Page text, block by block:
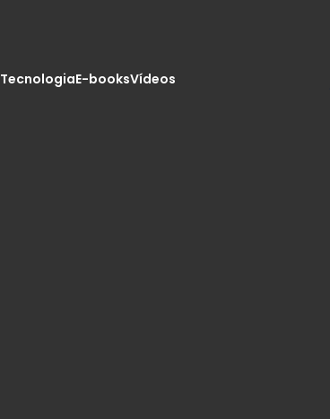
TecnologiaE-booksVídeos